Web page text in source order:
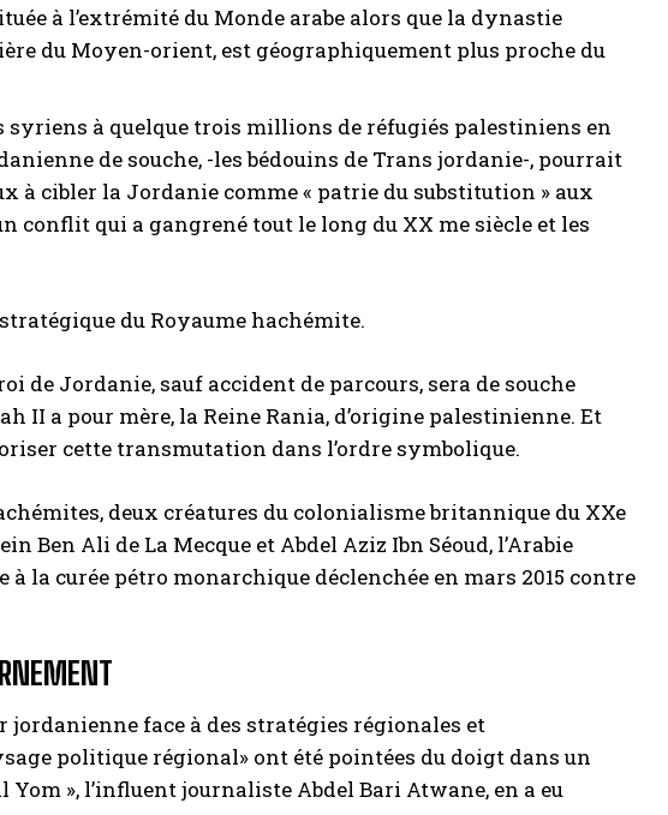
à l’extrémité du Monde arabe alors que la dynastie
du Moyen-orient, est géographiquement plus proche du
syriens à quelque trois millions de réfugiés palestiniens en
de souche, -les bédouins de Trans jordanie-, pourrait
cibler la Jordanie comme « patrie du substitution » aux
conflit qui a gangrené tout le long du XX me siècle et les
du Royaume hachémite.
de Jordanie, sauf accident de parcours, sera de souche
II a pour mère, la Reine Rania, d’origine palestinienne. Et
cette transmutation dans l’ordre symbolique.
deux créatures du colonialisme britannique du XXe
Ben Ali de La Mecque et Abdel Aziz Ibn Séoud, l’Arabie
la curée pétro monarchique déclenchée en mars 2015 contre
jordanienne face à des stratégies régionales et
politique régional» ont été pointées du doigt dans un
», l’influent journaliste Abdel Bari Atwane, en a eu